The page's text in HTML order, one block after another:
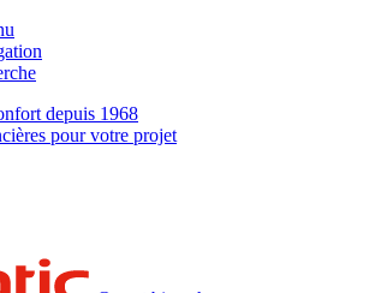
depuis 1968
pour votre projet